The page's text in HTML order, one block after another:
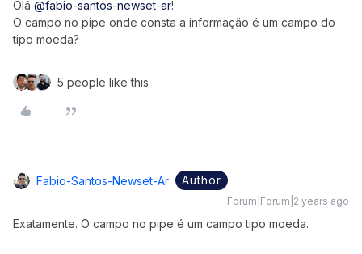
Olá @fabio-santos-newset-ar!
O campo no pipe onde consta a informação é um campo do
tipo moeda?
5 people like this
Fabio-Santos-Newset-Ar Author
Forum|Forum|2 years ago
Exatamente. O campo no pipe é um campo tipo moeda.